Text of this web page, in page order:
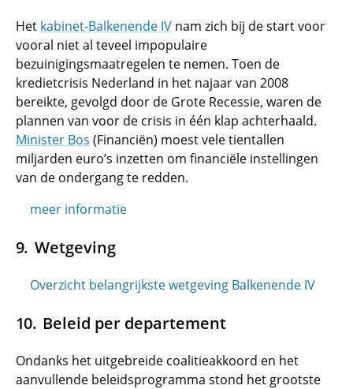
Het kabinet-Balkenende IV nam zich bij de start voor
vooral niet al teveel impopulaire
bezuinigingsmaatregelen te nemen. Toen de
kredietcrisis Nederland in het najaar van 2008
bereikte, gevolgd door de Grote Recessie, waren de
plannen van voor de crisis in één klap achterhaald.
Minister Bos (Financiën) moest vele tientallen
miljarden euro’s inzetten om financiële instellingen
van de ondergang te redden.
meer informatie
Wetgeving
Overzicht belangrijkste wetgeving Balkenende IV
Beleid per departement
Ondanks het uitgebreide coalitieakkoord en het
aanvullende beleidsprogramma stond het grootste